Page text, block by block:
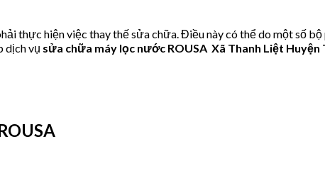
thực hiện việc thay thế sửa chữa. Điều này có thể do một số
dịch vụ sửa chữa máy lọc nước ROUSA Xã Thanh Liệt Huyện